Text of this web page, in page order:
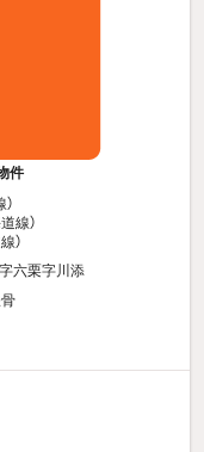
件
線）
）
六栗字川添